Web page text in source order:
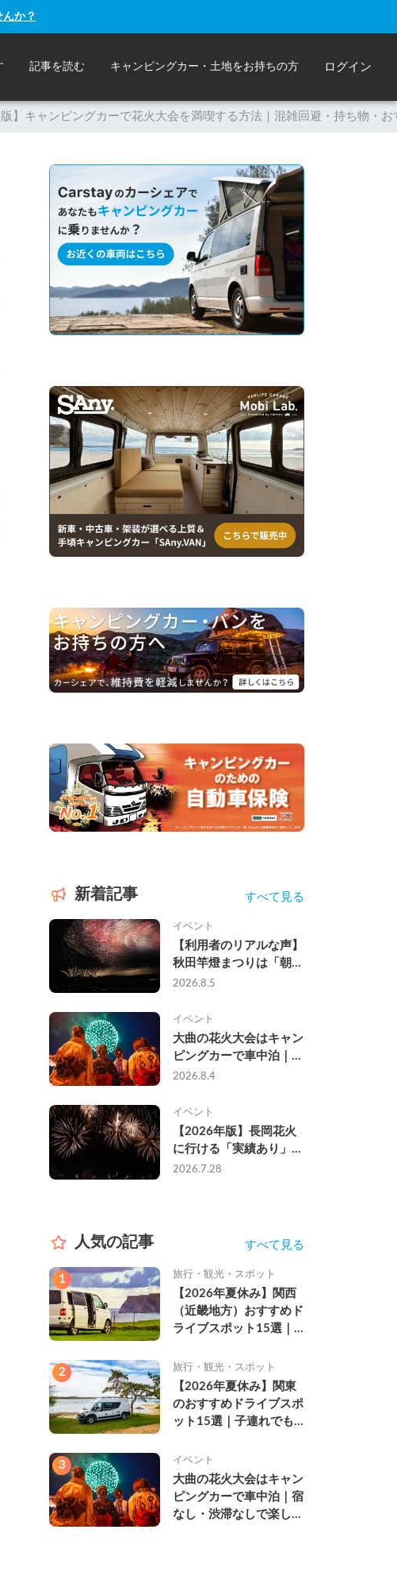
か？
記事を読む キャンピングカー・土地をお持ちの方 ログイン
版】キャンピングカーで花火大会を満喫する方法｜混雑回避・持ち物・
新着記事 すべて見る
イベント
【利用者のリアルな声】
秋田竿燈まつりは「朝か
ら夜まで」の祭り。キャ
組の記録
2026.8.5
イベント
大曲の花火大会はキャン
ピングカーで車中泊｜宿
なし・渋滞なしで楽しむ
2026.8.4
イベント
【2026年版】長岡花火
に行ける「実績あり」の
キャンピングカー3選｜
2026.7.28
人気の記事 すべて見る
1 旅行・観光・スポット
【2026年夏休み】関西
（近畿地方）おすすめド
ライブスポット15選｜
名所を紹介
2 旅行・観光・スポット
【2026年夏休み】関東
のおすすめドライブスポ
ット15選｜子連れでも
ルメ・温泉を徹底解説
3 イベント
大曲の花火大会はキャン
ピングカーで車中泊｜宿
なし・渋滞なしで楽しむ